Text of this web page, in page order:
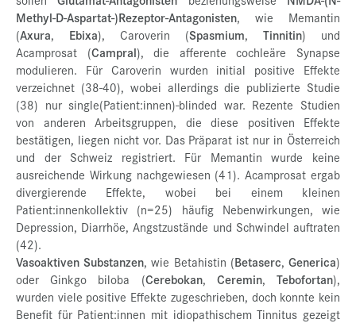
Methyl-D-Aspartat-)Rezeptor-Antagonisten, wie Memantin
(Axura, Ebixa), Caroverin (Spasmium, Tinnitin) und
Acamprosat (Campral), die afferente cochleäre Synapse
modulieren. Für Caroverin wurden initial positive Effekte
verzeichnet (38-40), wobei allerdings die publizierte Studie
(38) nur single(Patient:innen)-blinded war. Rezente Studien
von anderen Arbeitsgruppen, die diese positiven Effekte
bestätigen, liegen nicht vor. Das Präparat ist nur in Österreich
und der Schweiz registriert. Für Memantin wurde keine
ausreichende Wirkung nachgewiesen (41). Acamprosat ergab
divergierende Effekte, wobei bei einem kleinen
Patient:innenkollektiv (n=25) häufig Nebenwirkungen, wie
Depression, Diarrhöe, Angstzustände und Schwindel auftraten
(42).
Vasoaktiven Substanzen, wie Betahistin (Betaserc, Generica)
oder Ginkgo biloba (Cerebokan, Ceremin,Tebofortan),
wurden viele positive Effekte zugeschrieben, doch konnte kein
Benefit für Patient:innen mit idiopathischem Tinnitus gezeigt